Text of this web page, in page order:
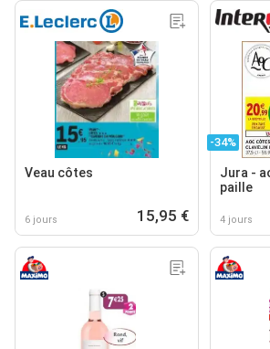
Veau côtes
6 jours 15,95 €
-34%
Jura -
paille
4 jours